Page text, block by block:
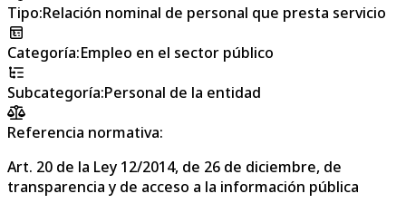
Tipo:Relación nominal de personal que presta servicio
Categoría:Empleo en el sector público
Subcategoría:Personal de la entidad
Referencia normativa:
Art. 20 de la Ley 12/2014, de 26 de diciembre, de
transparencia y de acceso a la información pública